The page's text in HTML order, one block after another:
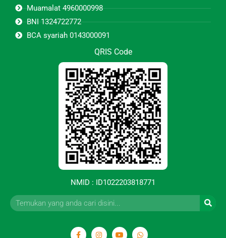
Muamalat 4960000998
BNI 1324722772
BCA syariah 0143000091
QRIS Code
NMID : ID1022203818771